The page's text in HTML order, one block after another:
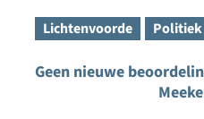
Lichtenvoorde Politiek
Geen nieuwe